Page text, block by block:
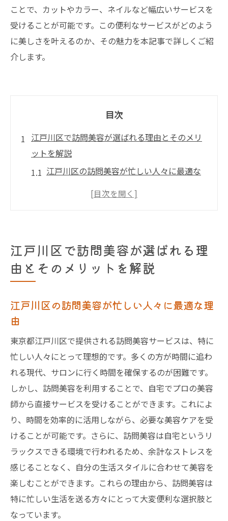
ことで、カットやカラー、ネイルなど幅広いサービスを
受けることが可能です。この便利なサービスがどのよう
に美しさを叶えるのか、その魅力を本記事で詳しくご紹
介します。
目次
江戸川区で訪問美容が選ばれる理由とそのメリ
ットを解説
江戸川区の訪問美容が忙しい人々に最適な
江戸川区の訪問美容が提供するパーソナラ
イズドサービス
江戸川区での訪問美容の今後の展望
間
訪問美容がもたらす自宅の新しい価値
江戸川区で実感する訪問美容の快適さ
自宅でサロン体験を実現するための準備
江戸川区における訪問美容の活用事例
訪問美容が家庭に与えるポジティブな影響
江戸川区の訪問美容サービスが提供する豊富な
メニューとその魅力
江戸川区の訪問美容で受けられる多彩なメ
ニュー
江戸川区で訪問美容が選ばれる理
由とそのメリットを解説
江戸川区の訪問美容が忙しい人々に最適な理
由
東京都江戸川区で提供される訪問美容サービスは、特に
忙しい人々にとって理想的です。多くの方が時間に追わ
れる現代、サロンに行く時間を確保するのが困難です。
しかし、訪問美容を利用することで、自宅でプロの美容
師から直接サービスを受けることができます。これによ
り、時間を効率的に活用しながら、必要な美容ケアを受
けることが可能です。さらに、訪問美容は自宅というリ
ラックスできる環境で行われるため、余計なストレスを
感じることなく、自分の生活スタイルに合わせて美容を
楽しむことができます。これらの理由から、訪問美容は
特に忙しい生活を送る方々にとって大変便利な選択肢と
なっています。